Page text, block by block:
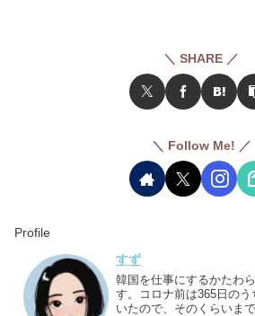
＼ SHARE ／
＼ Follow Me! ／
Profile
すず
韓国を仕事にするかたわ
す。コロナ前は365日の
いたので、そのくらいま